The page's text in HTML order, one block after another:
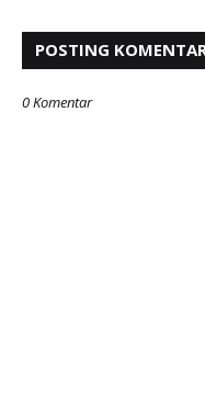
POSTING
0 Komentar